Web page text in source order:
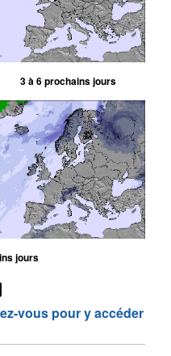
3 à 6 prochains jours
jours
vous pour y accéder